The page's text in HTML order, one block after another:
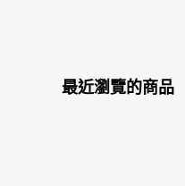
最近瀏覽的商品